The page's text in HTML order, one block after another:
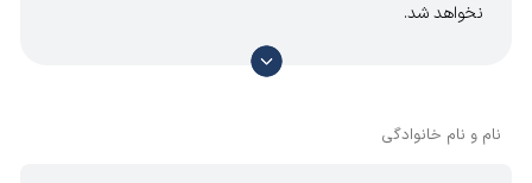
نخواهد شد.
با توجه به آن که امکان موافقت یا مخالفت با محتوای نظرات
وجود دارد، معمولا نظراتی که محتوای مشابه دارند، انتشار نمی‌یابند
نام و نام خانوادگی